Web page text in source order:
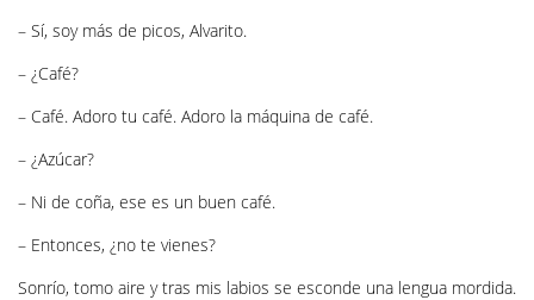
– Sí, soy más de picos, Alvarito.
– ¿Café?
– Café. Adoro tu café. Adoro la máquina de café.
– ¿Azúcar?
– Ni de coña, ese es un buen café.
– Entonces, ¿no te vienes?
Sonrío, tomo aire y tras mis labios se esconde una lengua mordida.